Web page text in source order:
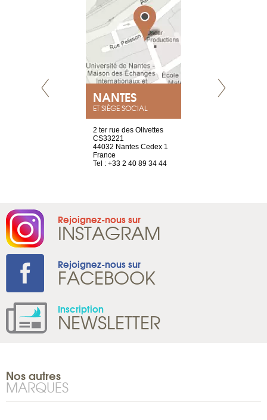
NANTES
ET SIÈGE SOCIAL
2 ter rue des Olivettes
CS33221
44032 Nantes Cedex 1
France
Tel : +33 2 40 89 34 44
Rejoignez-nous sur
INSTAGRAM
Rejoignez-nous sur
FACEBOOK
Inscription
NEWSLETTER
Nos autres
MARQUES